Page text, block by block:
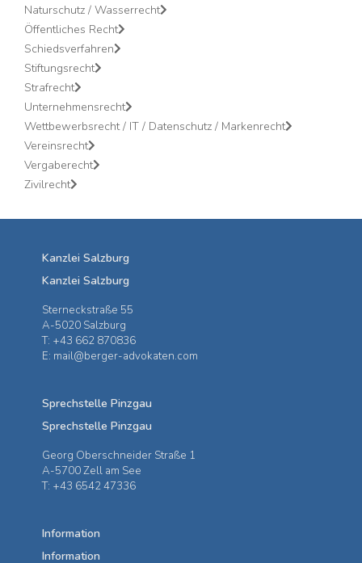
Naturschutz / Wasserrecht
Öffentliches Recht
Schiedsverfahren
Stiftungsrecht
Strafrecht
Unternehmensrecht
Wettbewerbsrecht / IT / Datenschutz / Markenrecht
Vereinsrecht
Vergaberecht
Zivilrecht
Kanzlei Salzburg
Kanzlei Salzburg
Sterneckstraße 55
A-5020 Salzburg
T: +43 662 870836
E: mail@berger-advokaten.com
Sprechstelle Pinzgau
Sprechstelle Pinzgau
Georg Oberschneider Straße 1
A-5700 Zell am See
T: +43 6542 47336
Information
Information